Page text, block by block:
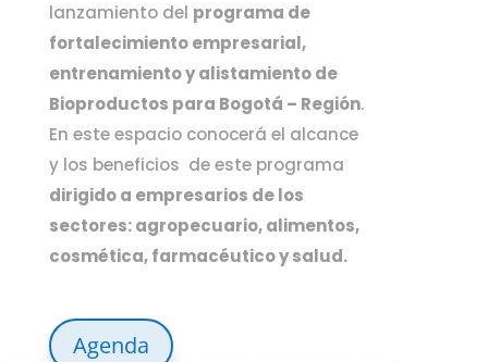
lanzamiento del programa de
fortalecimiento empresarial,
entrenamiento y alistamiento de
Bioproductos para Bogotá – Región.
En este espacio conocerá el alcance
y los beneficios de este programa
dirigido a empresarios de los
sectores: agropecuario, alimentos,
cosmética, farmacéutico y salud.
Agenda